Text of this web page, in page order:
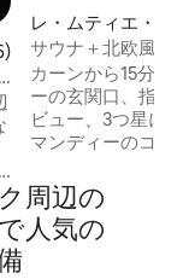
件、5つ星中4.97つ
レ・ムティエ・ア
レのコテージ
サウナ＋北欧風呂
マビュー
カーンから15分
ーの玄関口、指定
ビュー、3つ星に
マンディーのコテ
バス（年間365日
れない夕日が見ら
私のヤギのいる畑
周⁠辺⁠の
人⁠気⁠の